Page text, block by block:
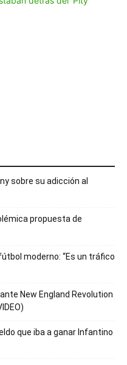
sobre su adicción al
propuesta de
moderno: “Es un tráfico
New England Revolution
que iba a ganar Infantino